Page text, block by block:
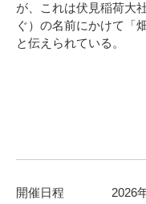
が、これは伏見稲荷大
ぐ）の名前にかけて「
と伝えられている。
開催日程 2026